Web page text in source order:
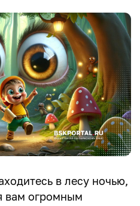
в лесу ночью,
вам огромным